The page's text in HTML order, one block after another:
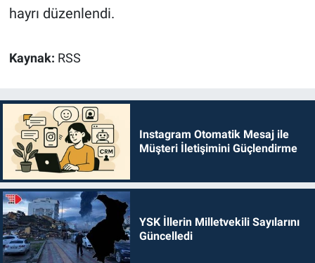
hayrı düzenlendi.
Kaynak: RSS
Instagram Otomatik Mesaj ile
Müşteri İletişimini Güçlendirme
YSK İllerin Milletvekili Sayılarını
Güncelledi